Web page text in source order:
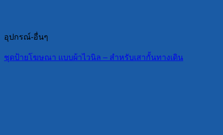
อุปกรณ์-อื่นๆ
ชุดป้ายโฆษณา แบบผ้าไวนิล – สำหรับเสากั้นทางเดิน